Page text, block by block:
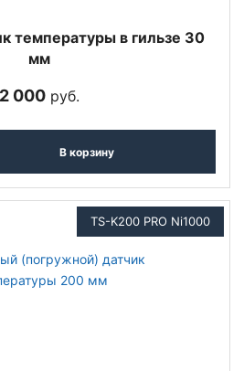
температуры в гильзе 30
мм
2 000 руб.
В корзину
TS-K200 PRO Ni1000